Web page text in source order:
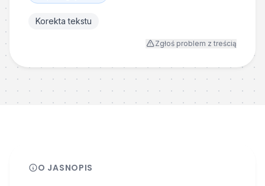
Korekta tekstu
Zgłoś problem z treścią
O JASNOPIS